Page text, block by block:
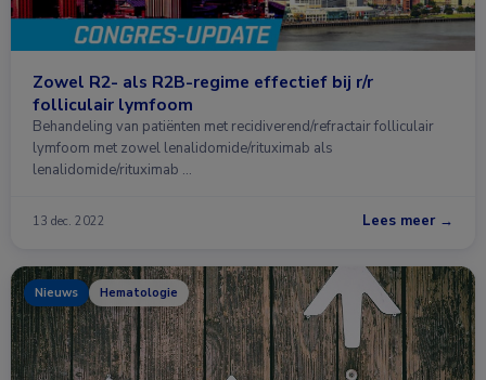
Zowel R2- als R2B-regime effectief bij r/r
folliculair lymfoom
Behandeling van patiënten met recidiverend/refractair folliculair
lymfoom met zowel lenalidomide/rituximab als
lenalidomide/rituximab …
13 dec. 2022 Lees meer →
Nieuws Hematologie